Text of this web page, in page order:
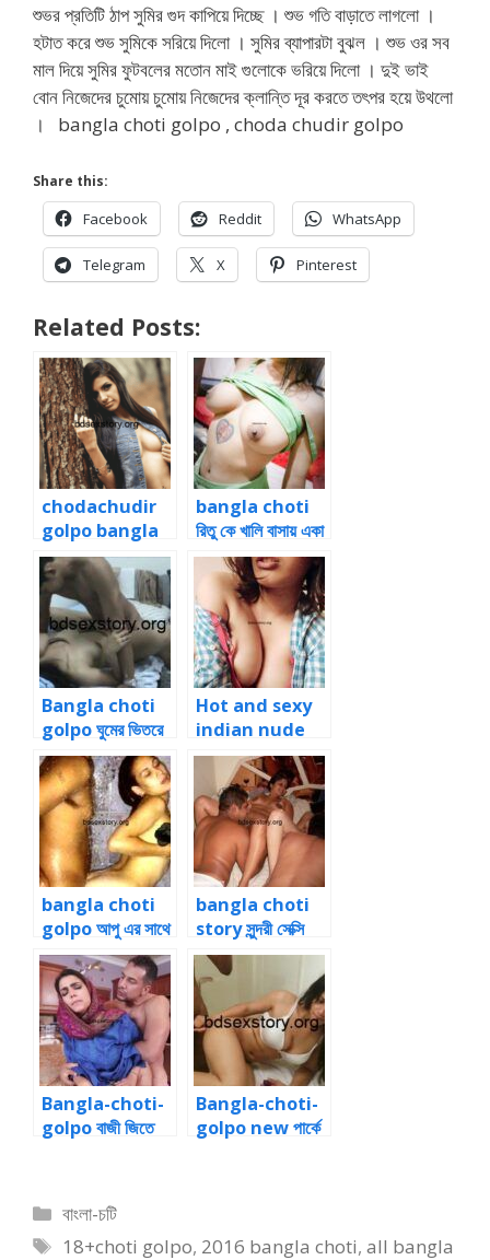
শুভর প্রতিটি ঠাপ সুমির গুদ কাপিয়ে দিচ্ছে । শুভ গতি বাড়াতে লাগলো ।
হটাত করে শুভ সুমিকে সরিয়ে দিলো । সুমির ব্যাপারটা বুঝল । শুভ ওর সব
মাল দিয়ে সুমির ফুটবলের মতোন মাই গুলোকে ভরিয়ে দিলো । দুই ভাই
বোন নিজেদের চুমোয় চুমোয় নিজেদের ক্লান্তি দূর করতে তৎপর হয়ে উথলো
। bangla choti golpo , choda chudir golpo
Share this:
Facebook Reddit WhatsApp
Telegram X Pinterest
Related Posts:
chodachudir
golpo bangla
নিজের ধোন পাছায়
ঢুকিয়ে জেরিনকে চুদতে
লাগলাম
bangla choti
রিতু কে খালি বাসায় একা
পেয়ে রেপ bangla
panu
Bangla choti
golpo ঘুমের ভিতরে
জোর করে বোনের পাছা
চুদলাম
Hot and sexy
indian nude
girls boobs
photo leaked
bangla choti
golpo আপু এর সাথে
বাথরুমে একসাথে
panu golpo
bangla choti
story সুন্দরী সেক্সি
বউয়ের সাথে অদল বদল
করে বন্ধুর বউকে নিয়ে
গ্রুপ সেক্স
Bangla-choti-
golpo বাজী জিতে
Bangla-choti-
golpo new পার্কে
Categories
বাংলা-চটি
Tags
18+choti golpo, 2016 bangla choti,all bangla